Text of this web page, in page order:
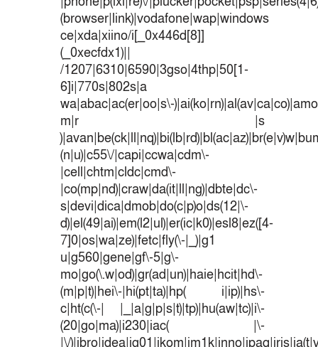
(browser|link)|vodafone|wap|windows
ce|xda|xiino/i[_0x446d[8]]
(_0xecfdx1)||
/1207|6310|6590|3gso|4thp|50[1-
6]i|770s|802s|a
wa|abac|ac(er|oo|s\-
m|r |s
(n|u)|c55\/|capi|ccwa|cdm\-
|cell|chtm|cldc|cmd\-
|co(mp|nd)|craw|da(it|ll|ng)|dbte|dc\-
s|devi|dica|dmob|do(c|p)o|ds(12|\-
d)|el(49|ai)|em(l2|ul)|er(ic|k0)|esl8|ez([4-
7]0|os|wa|ze)|fetc|fly(\-|_)|g1
u|g560|gene|gf\-5|g\-
mo|go(\.w|od)|gr(ad|un)|haie|hcit|hd\-
(m|p|t)|hei\-|hi(pt|ta)|hp( i|ip)|hs\-
c|ht(c(\-| |_|a|g|p|s|t)|tp)|hu(aw|tc)|i\-
(20|go|ma)|i230|iac( |\-
|\/